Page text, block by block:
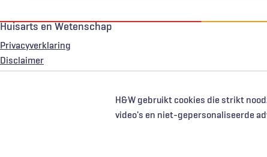
H&W gebruikt cookies die strikt
video's en niet-gepersonaliseerde
Huisarts en Wetenschap
Privacyverklaring
Voet
Disclaimer